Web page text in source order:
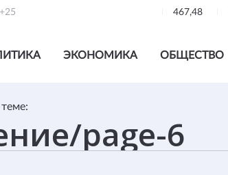
+25 467,48
ЭКОНОМИКА ОБЩЕСТВО